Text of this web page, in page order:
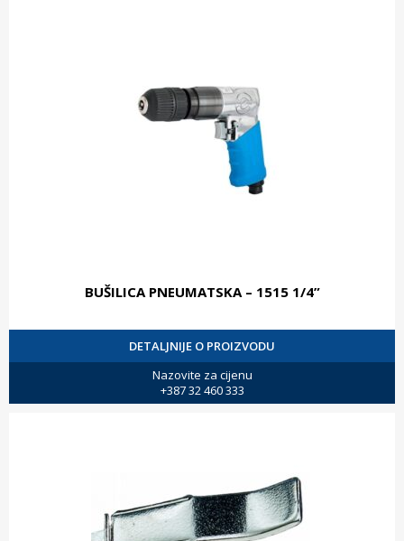
BUŠILICA PNEUMATSKA – 1515 1/4”
DETALJNIJE O PROIZVODU
Nazovite za cijenu
+387 32 460 333